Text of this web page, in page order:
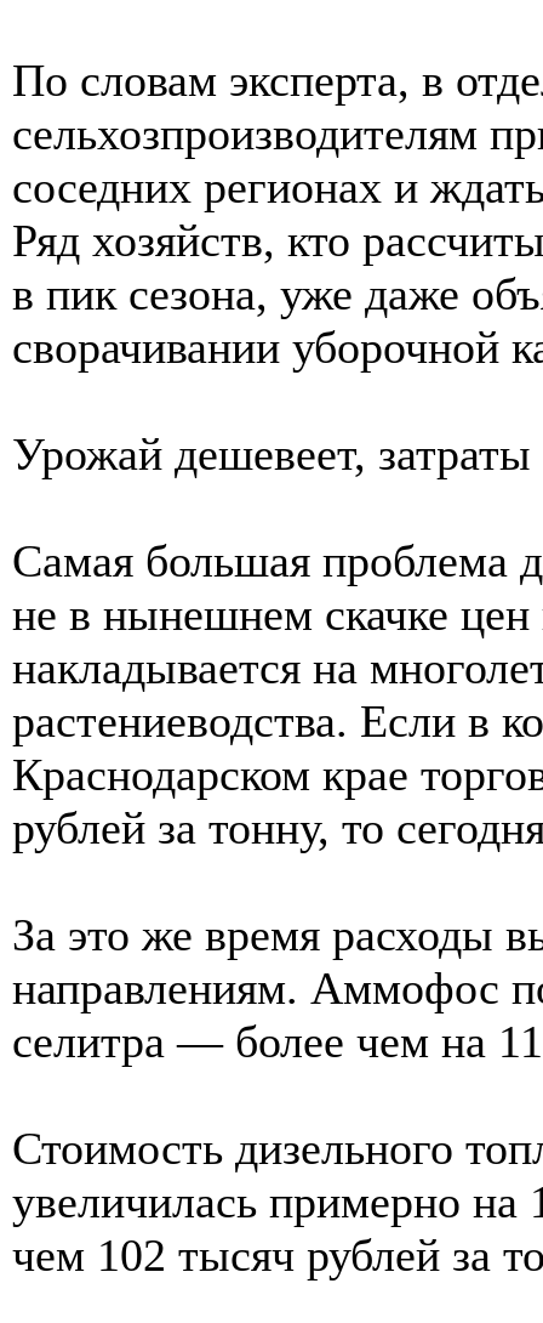
По словам эксперта, в
сельхозпроизводителям
соседних регионах и
Ряд хозяйств, кто
в пик сезона, уже даже
сворачивании уборочной
Урожай дешевеет, затраты
Самая большая проблема
не в нынешнем скачке
накладывается на
растениеводства. Если в
Краснодарском крае
рублей за тонну, то
За это же время расходы
направлениям. Аммофос
селитра — более чем на
Стоимость дизельного
увеличилась примерно
чем 102 тысяч рублей за